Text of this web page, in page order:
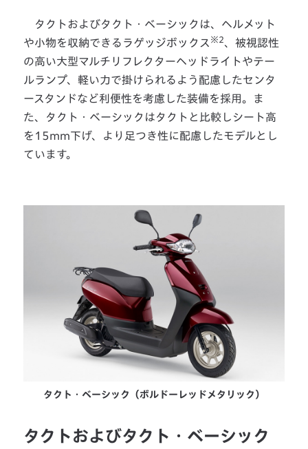
タクトおよびタクト・ベーシックは、ヘルメット
や小物を収納できるラゲッジボックス ※2、被視認性
の高い大型マルチリフレクターヘッドライトやテー
ルランプ、軽い力で掛けられるよう配慮したセンタ
ースタンドなど利便性を考慮した装備を採用。ま
た、タクト・ベーシックはタクトと比較しシート高
を15mm下げ、より足つき性に配慮したモデルとし
ています。
タクト・ベーシック（ボルドーレッドメタリック）
タクトおよびタクト・ベーシック